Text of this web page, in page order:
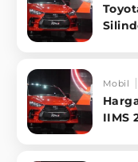
Mobil
IIMS